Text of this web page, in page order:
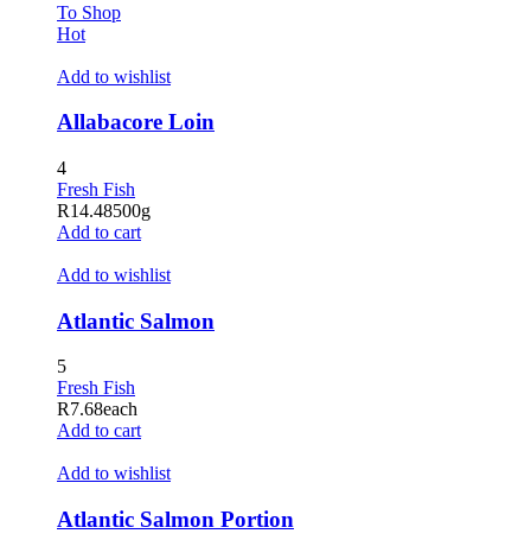
To Shop
Hot
Add to wishlist
Allabacore Loin
4
Fresh Fish
R14.48500g
Add to cart
Add to wishlist
Atlantic Salmon
5
Fresh Fish
R7.68each
Add to cart
Add to wishlist
Atlantic Salmon Portion